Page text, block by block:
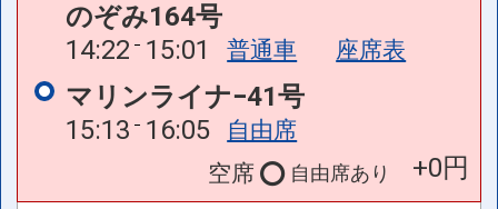
のぞみ164号
14:22 15:01 普通車 座席表
マリンライナ−41号
15:13 16:05
自由席
空席
自由席あり
+0円